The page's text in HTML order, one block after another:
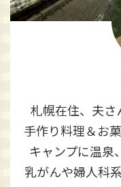
札幌在住、夫さ
手作り料理＆お
キャンプに温泉
乳がんや婦人科